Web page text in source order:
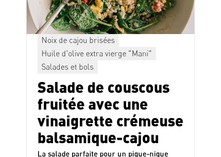
Noix de cajou brisées
Huile d'olive extra vierge "Mani"
Salades et bols
Salade de couscous
fruitée avec une
vinaigrette crémeuse
balsamique-cajou
La salade parfaite pour un pique-nique